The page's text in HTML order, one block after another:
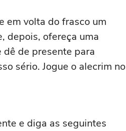
em volta do frasco um
depois, ofereça uma
dê de presente para
sério. Jogue o alecrim no
e diga as seguintes